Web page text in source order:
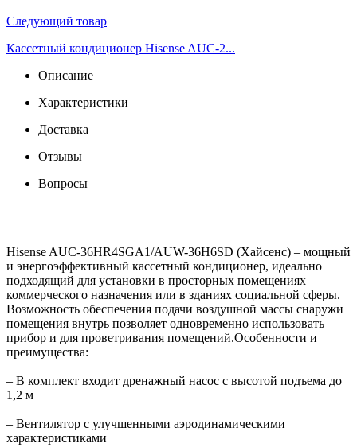
Следующий товар
Кассетный кондиционер Hisense AUC-2...
Описание
Характеристики
Доставка
Отзывы
Вопросы
Hisense AUC-36HR4SGA1/AUW-36H6SD (Хайсенс) – мощный
и энергоэффективный кассетный кондиционер, идеально
подходящий для установки в просторных помещениях
коммерческого назначения или в зданиях социальной сферы.
Возможность обеспечения подачи воздушной массы снаружи
помещения внутрь позволяет одновременно использовать
прибор и для проветривания помещений.Особенности и
преимущества:
– В комплект входит дренажный насос с высотой подъема до
1,2 м
– Вентилятор с улучшенными аэродинамическими
характеристиками